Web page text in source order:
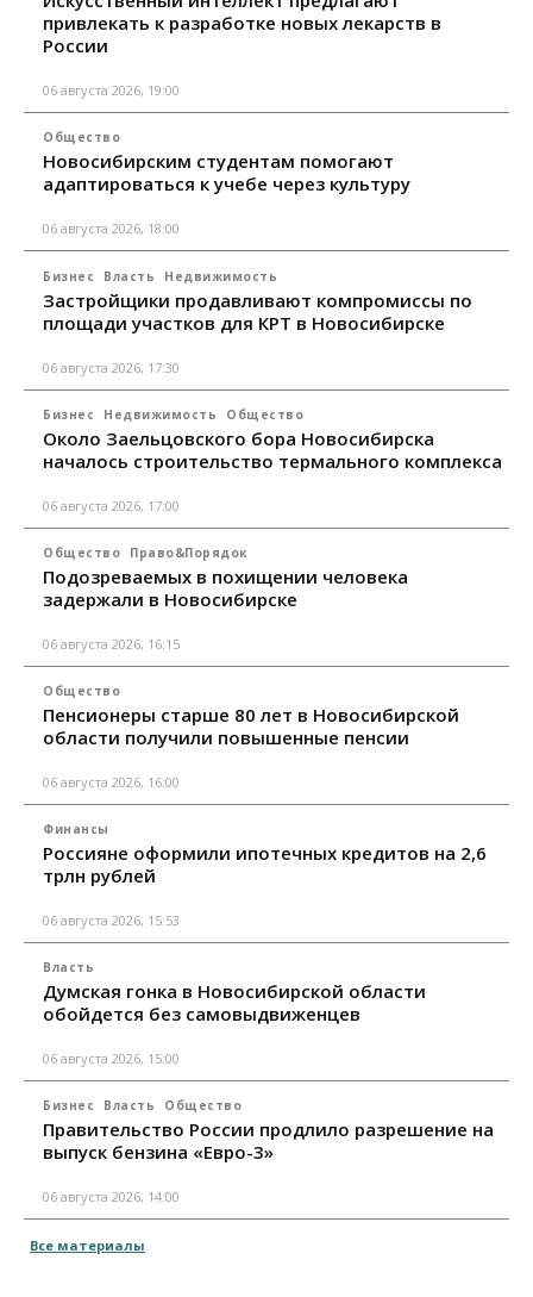
привлекать к разработке новых лекарств в
России
06 августа 2026, 19:00
Общество
Новосибирским студентам помогают
адаптироваться к учебе через культуру
06 августа 2026, 18:00
Бизнес Власть Недвижимость
Застройщики продавливают компромиссы по
площади участков для КРТ в Новосибирске
06 августа 2026, 17:30
Бизнес Недвижимость Общество
Около Заельцовского бора Новосибирска
началось строительство термального комплекса
06 августа 2026, 17:00
Общество Право&Порядок
Подозреваемых в похищении человека
задержали в Новосибирске
06 августа 2026, 16:15
Общество
Пенсионеры старше 80 лет в Новосибирской
области получили повышенные пенсии
06 августа 2026, 16:00
Финансы
Россияне оформили ипотечных кредитов на 2,6
трлн рублей
06 августа 2026, 15:53
Власть
Думская гонка в Новосибирской области
обойдется без самовыдвиженцев
06 августа 2026, 15:00
Бизнес Власть Общество
Правительство России продлило разрешение на
выпуск бензина «Евро-3»
06 августа 2026, 14:00
Все материалы